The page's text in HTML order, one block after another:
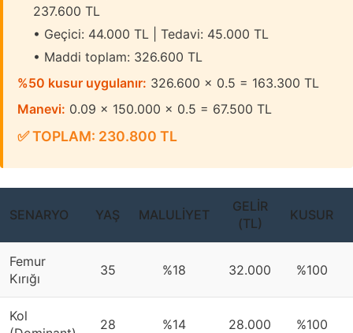
237.600 TL
• Geçici: 44.000 TL | Tedavi: 45.000 TL
• Maddi toplam: 326.600 TL
%50 kusur uygulanır: 326.600 × 0.5 = 163.300 TL
Manevi: 0.09 × 150.000 × 0.5 = 67.500 TL
✅ TOPLAM: 230.800 TL
SENARYO YAŞ MALULIYET
GELIR
(TL)
KUSUR
Femur
Kırığı
35 %18 32.000 %100
Kol
28 %14 28.000 %100